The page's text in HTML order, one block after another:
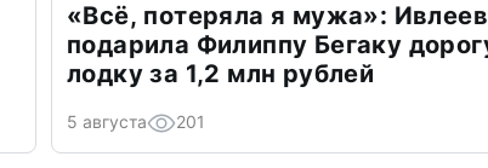
«Всё, потеряла я мужа»:
подарила Филиппу Бегаку
лодку за 1,2 млн рублей
5 августа 201